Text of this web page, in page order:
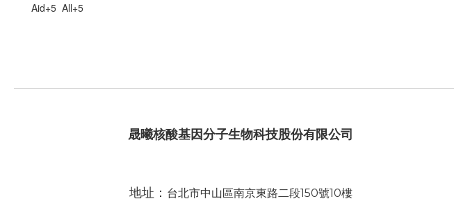
Aid+5 All+5
晟曦核酸基因分子生物科技股份有限公司
地址： 台北市中山區南京東路二段150號10樓